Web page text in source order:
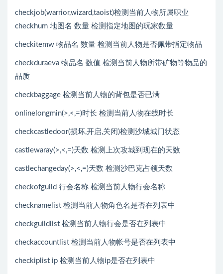
checkjob(warrior,wizard,taoist)检测当前人物所属职业
checkhum 地图名 数量 检测指定地图的玩家数量
checkitemw 物品名 数量 检测当前人物是否佩带指定物品
checkduraeva 物品名 数值 检测当前人物所带矿物等物品的
品质
checkbaggage 检测当前人物的背包是否已满
onlinelongmin(>,<,=)时长 检测当前人物在线时长
checkcastledoor(损坏,开启,关闭)检测沙城城门状态
castlewaray(>,<,=)天数 检测上次攻城到现在的天数
castlechangeday(>,<,=)天数 检测沙巴克占领天数
checkofguild 行会名称 检测当前人物行会名称
checknamelist 检测当前人物角色名是否在列表中
checkguildlist 检测当前人物行会是否在列表中
checkaccountlist 检测当前人物帐号是否在列表中
checkiplist ip 检测当前人物ip是否在列表中